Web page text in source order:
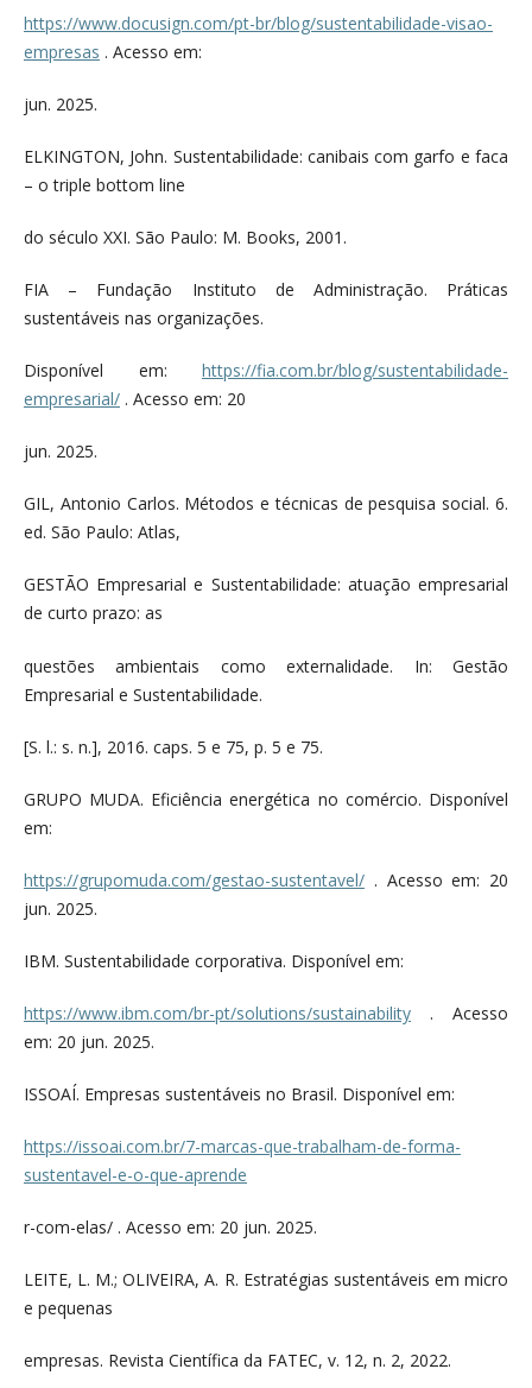
https://www.docusign.com/pt-br/blog/sustentabilidade-visao-
empresas . Acesso em:
jun. 2025.
ELKINGTON, John. Sustentabilidade: canibais com garfo e faca
– o triple bottom line
do século XXI. São Paulo: M. Books, 2001.
FIA – Fundação Instituto de Administração. Práticas
sustentáveis nas organizações.
Disponível em:https://fia.com.br/blog/sustentabilidade-
empresarial/. Acesso em: 20
jun. 2025.
GIL, Antonio Carlos. Métodos e técnicas de pesquisa social. 6.
ed. São Paulo: Atlas,
GESTÃO Empresarial e Sustentabilidade: atuação empresarial
de curto prazo: as
questões ambientais como externalidade. In: Gestão
Empresarial e Sustentabilidade.
[S. l.: s. n.], 2016. caps. 5 e 75, p. 5 e 75.
GRUPO MUDA. Eficiência energética no comércio. Disponível
em:
https://grupomuda.com/gestao-sustentavel/. Acesso em: 20
jun. 2025.
IBM. Sustentabilidade corporativa. Disponível em:
https://www.ibm.com/br-pt/solutions/sustainability. Acesso
em: 20 jun. 2025.
ISSOAÍ. Empresas sustentáveis no Brasil. Disponível em:
https://issoai.com.br/7-marcas-que-trabalham-de-forma-
sustentavel-e-o-que-aprende
r-com-elas/ . Acesso em: 20 jun. 2025.
LEITE, L. M.; OLIVEIRA, A. R. Estratégias sustentáveis em micro
e pequenas
empresas. Revista Científica da FATEC, v. 12, n. 2, 2022.